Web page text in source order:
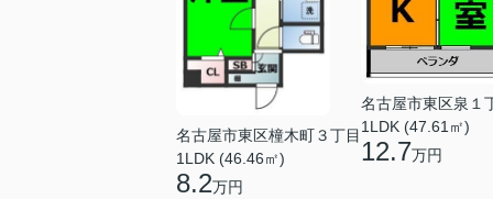
名古屋市東区橦木町３丁目
1LDK (46.46㎡)
8.2万円
名古屋市東区泉１
1LDK (47.61㎡)
12.7万円